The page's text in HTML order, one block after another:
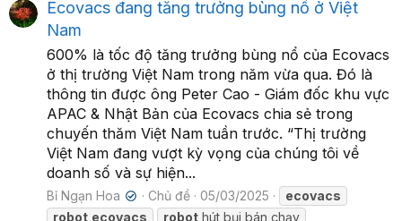
Ecovacs đang tăng trưởng bùng nổ ở Việt
Nam
600% là tốc độ tăng trưởng bùng nổ của Ecovacs
ở thị trường Việt Nam trong năm vừa qua. Đó là
thông tin được ông Peter Cao - Giám đốc khu vực
APAC & Nhật Bản của Ecovacs chia sẻ trong
chuyến thăm Việt Nam tuần trước. “Thị trường
Việt Nam đang vượt kỳ vọng của chúng tôi về
doanh số và sự hiện...
Bỉ Ngạn Hoa ✔ Chủ đề 05/03/2025
ecovacs
robot ecovacs robot hút bụi bán chạy